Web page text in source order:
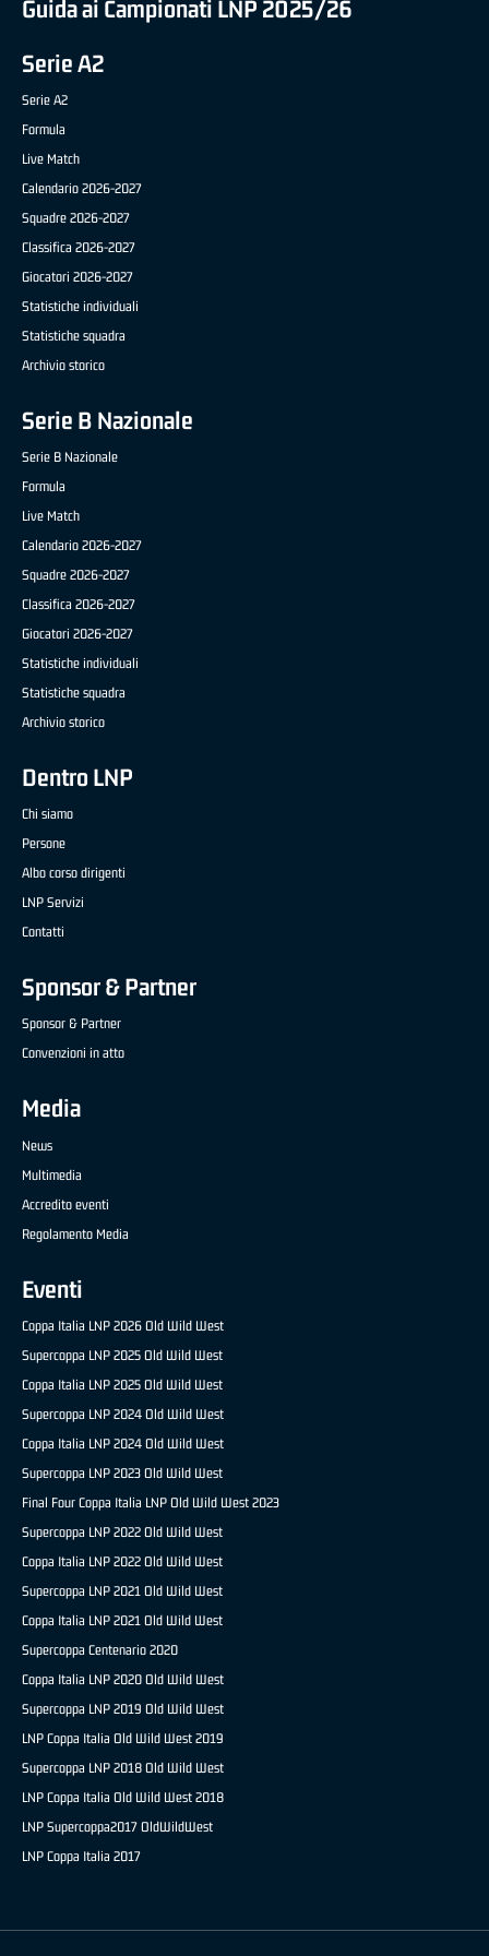
Guida ai Campionati LNP 2025/26
Serie A2
Serie A2
Formula
Live Match
Calendario 2026-2027
Squadre 2026-2027
Classifica 2026-2027
Giocatori 2026-2027
Statistiche individuali
Statistiche squadra
Archivio storico
Serie B Nazionale
Serie B Nazionale
Formula
Live Match
Calendario 2026-2027
Squadre 2026-2027
Classifica 2026-2027
Giocatori 2026-2027
Statistiche individuali
Statistiche squadra
Archivio storico
Dentro LNP
Chi siamo
Persone
Albo corso dirigenti
LNP Servizi
Contatti
Sponsor & Partner
Sponsor & Partner
Convenzioni in atto
Media
News
Multimedia
Accredito eventi
Regolamento Media
Eventi
Coppa Italia LNP 2026 Old Wild West
Supercoppa LNP 2025 Old Wild West
Coppa Italia LNP 2025 Old Wild West
Supercoppa LNP 2024 Old Wild West
Coppa Italia LNP 2024 Old Wild West
Supercoppa LNP 2023 Old Wild West
Final Four Coppa Italia LNP Old Wild West 2023
Supercoppa LNP 2022 Old Wild West
Coppa Italia LNP 2022 Old Wild West
Supercoppa LNP 2021 Old Wild West
Coppa Italia LNP 2021 Old Wild West
Supercoppa Centenario 2020
Coppa Italia LNP 2020 Old Wild West
Supercoppa LNP 2019 Old Wild West
LNP Coppa Italia Old Wild West 2019
Supercoppa LNP 2018 Old Wild West
LNP Coppa Italia Old Wild West 2018
LNP Supercoppa2017 OldWildWest
LNP Coppa Italia 2017